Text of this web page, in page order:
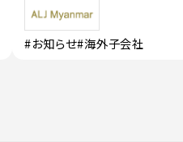
#お知らせ#海外子会社